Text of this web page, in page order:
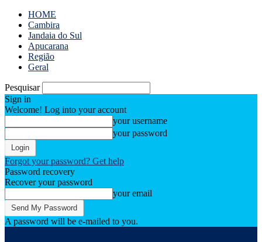
HOME
Cambira
Jandaia do Sul
Apucarana
Região
Geral
Pesquisar
Sign in
Welcome! Log into your account
your username
your password
Forgot your password? Get help
Password recovery
Recover your password
your email
A password will be e-mailed to you.